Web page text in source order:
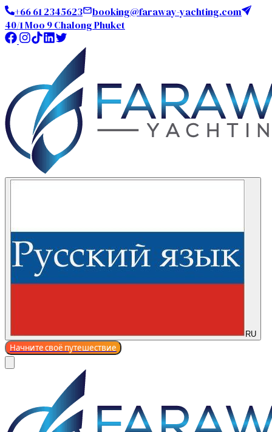
+66 61 2345623
booking@faraway-yachting.com
40/1 Moo 9 Chalong Phuket
RU
Начните своё путешествие